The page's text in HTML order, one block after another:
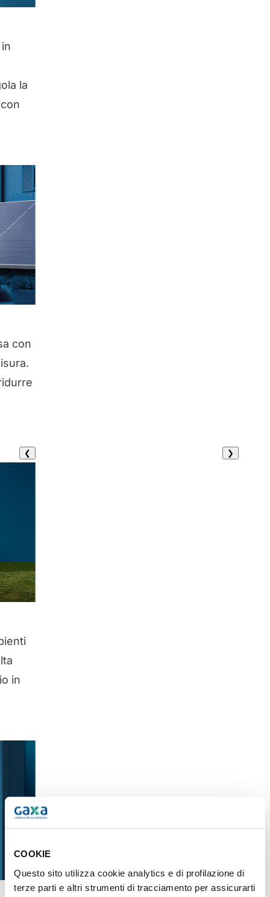
COOKIE
Questo sito utilizza cookie analytics e di profilazione di
terze parti e altri strumenti di tracciamento per assicurarti
❮
la
con
in
❯